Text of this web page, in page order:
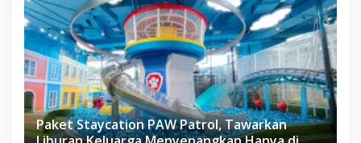
Paket Staycation PAW Patrol, Tawarkan